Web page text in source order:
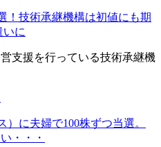
！技術承継機構は初値にも期
いに
支援を行っている技術承継機
）に夫婦で100株ずつ当選。
・・・